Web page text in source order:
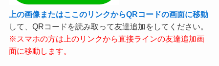
上の画像またはここのリンクからQRコードの画面に移動
して、QRコードを読み取って友達追加をしてください。
※スマホの方は上のリンクから直接ラインの友達追加画
面に移動します。